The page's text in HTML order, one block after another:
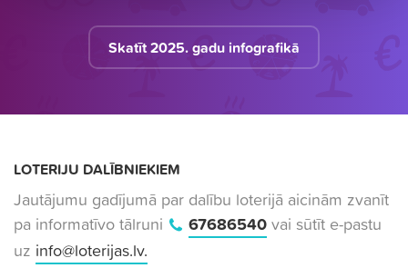
Skatīt 2025. gadu infografikā
LOTERIJU DALĪBNIEKIEM
Jautājumu gadījumā par dalību loterijā aicinām zvanīt
pa informatīvo tālruni
67686540vai sūtīt e-pastu
uz info@loterijas.lv.